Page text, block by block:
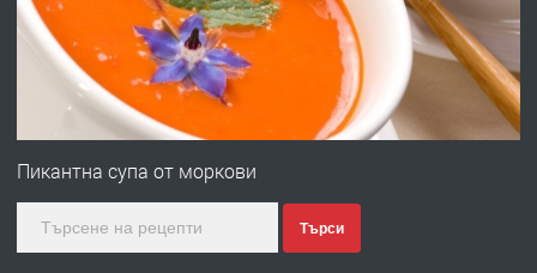
преди 3 дни
№4120 Магазин/Офис под наем в кв.
градската градина!
Пикантна супа от моркови
Търси